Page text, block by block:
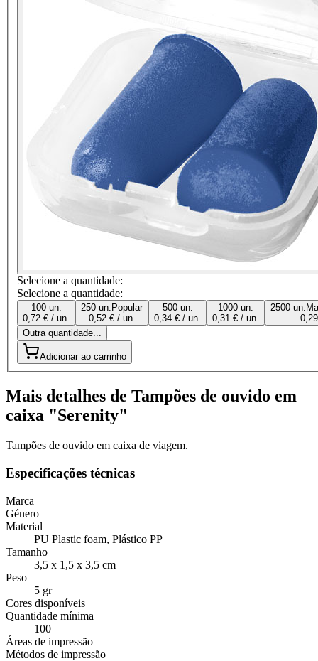
Selecione a quantidade:
Selecione a quantidade:
100 un.
0,72 € / un.
250 un. Popular
0,52 € / un.
500 un.
0,34 € / un.
1000 un.
0,31 € / un.
2500 un.
Outra quantidade...
Adicionar ao carrinho
Mais detalhes de Tampões de ouvido em
caixa "Serenity"
Tampões de ouvido em caixa de viagem.
Especificações técnicas
Marca
Género
Material
PU Plastic foam, Plástico PP
Tamanho
3,5 x 1,5 x 3,5 cm
Peso
5 gr
Cores disponíveis
Quantidade mínima
100
Áreas de impressão
Métodos de impressão